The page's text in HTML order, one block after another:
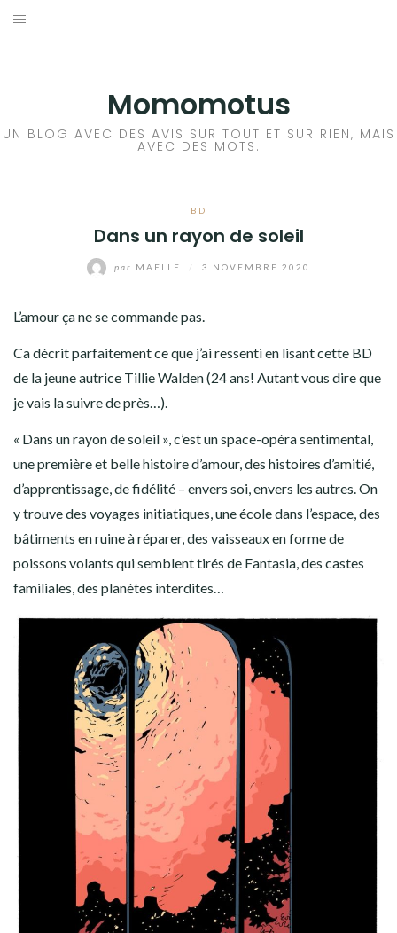
Aller
Momomotus
UN BLOG AVEC DES AVIS SUR TOUT ET SUR RIEN, MAIS
AVEC DES MOTS.
BD
Dans un rayon de soleil
par MAELLE 3 NOVEMBRE 2020
L’amour ça ne se commande pas.
Ca décrit parfaitement ce que j’ai ressenti en lisant cette BD
de la jeune autrice Tillie Walden (24 ans! Autant vous dire que
je vais la suivre de près…).
« Dans un rayon de soleil », c’est un space-opéra sentimental,
une première et belle histoire d’amour, des histoires d’amitié,
d’apprentissage, de fidélité – envers soi, envers les autres. On
y trouve des voyages initiatiques, une école dans l’espace, des
bâtiments en ruine à réparer, des vaisseaux en forme de
poissons volants qui semblent tirés de Fantasia, des castes
familiales, des planètes interdites…
FILM
BLA BLA BLA
A PROPOS